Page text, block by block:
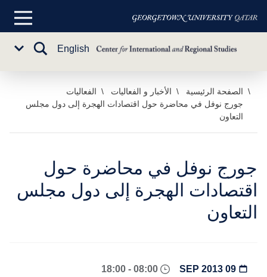
تخطي
المحتوى
الرئيسي
القائمة
English
تبديل
الصفحة الرئيسية الأخبار و الفعاليات
الفعاليات
جورج نوفل في محاضرة حول اقتصادات الهجرة إلى دول مجلس
التعاون
جورج نوفل في محاضرة حول
اقتصادات الهجرة إلى دول مجلس
التعاون